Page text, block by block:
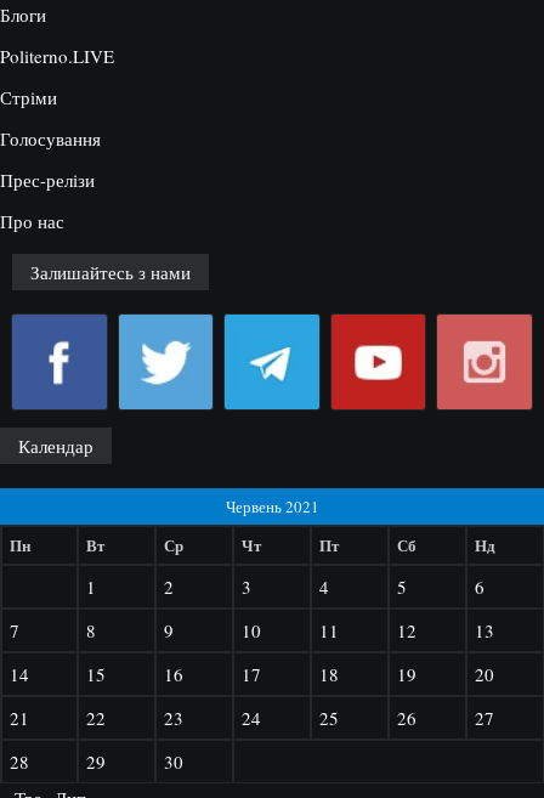
Блоги
Politerno.LIVE
Стріми
Голосування
Прес-релізи
Про нас
Залишайтесь з нами
Календар
Червень 2021
Пн Вт Ср Чт Пт Сб Нд
1 2 3 4 5
6
7
8 9 10 11 12
13
14
15 16 17 18 19
20
21
22 23 24 25 26
27
28
29
30